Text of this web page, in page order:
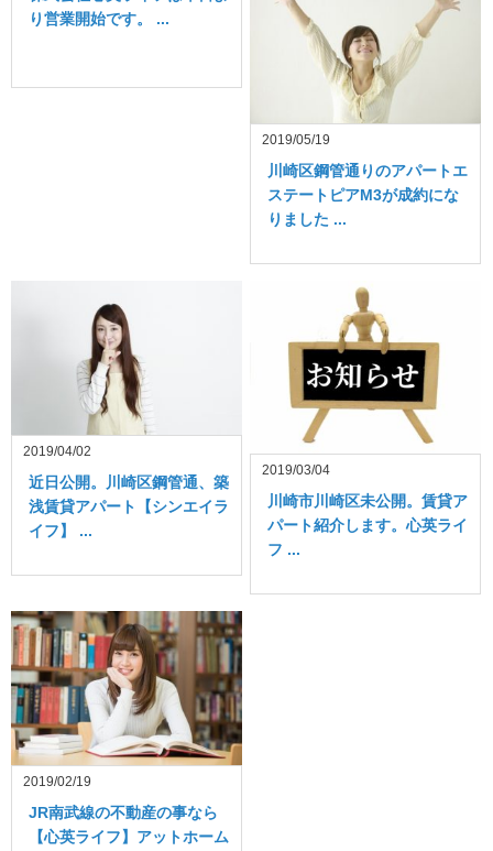
り営業開始です。 ...
2019/05/19
川崎区鋼管通りのアパートエ
ステートピアM3が成約にな
りました ...
2019/04/02
近日公開。川崎区鋼管通、築
浅賃貸アパート【シンエイラ
イフ】 ...
2019/03/04
川崎市川崎区未公開。賃貸ア
パート紹介します。心英ライ
フ ...
2019/02/19
JR南武線の不動産の事なら
【心英ライフ】アットホーム